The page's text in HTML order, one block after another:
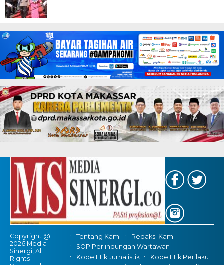
Copyright @
2026 Media
Sinergi, All
Rights
Tentang Kami
Redaksi Kami
SOP Perlindungan Wartawan
Kode Etik Jurnalistik
Kode Etik Perilaku